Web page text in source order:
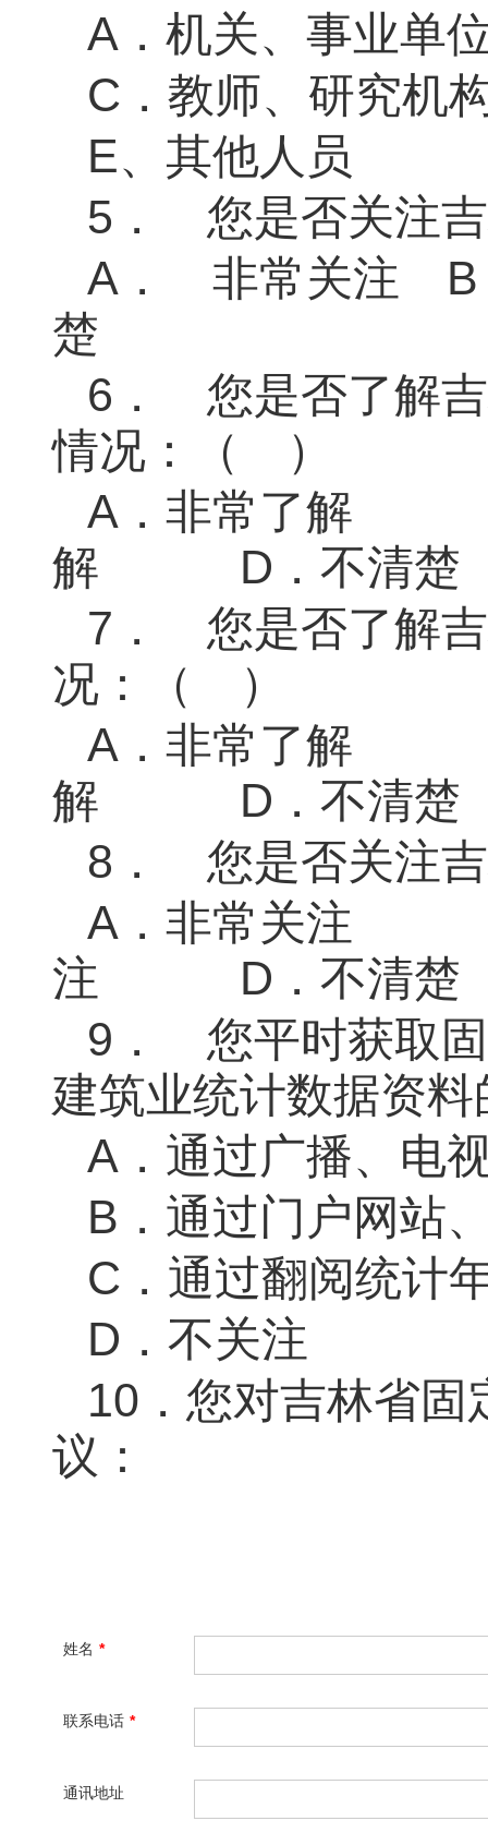
A ．机关、事业
C ．教师、研究
E、其他人员
5． 您是否关注
A． 非常关注
楚
6． 您是否了解
情况：（ ）
A． 非常了
解 D． 不清楚
7． 您是否了解
况：（ ）
A． 非常了
解 D． 不清楚
8． 您是否关注
A． 非常关
注 D． 不清楚
9． 您平时获取
建筑业统计数据资
A． 通过广播、电
B． 通过门户网站
C． 通过翻阅统计
D． 不关注
10 ．您对吉林省
议：